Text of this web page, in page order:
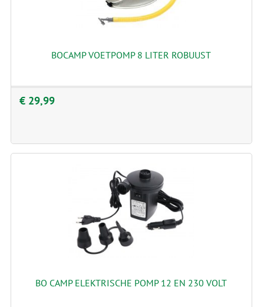
BOCAMP VOETPOMP 8 LITER ROBUUST
€ 29,99
BO CAMP ELEKTRISCHE POMP 12 EN 230 VOLT